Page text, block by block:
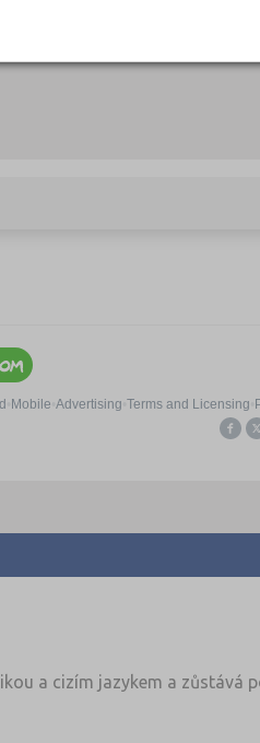
a cizím jazykem a zůstává